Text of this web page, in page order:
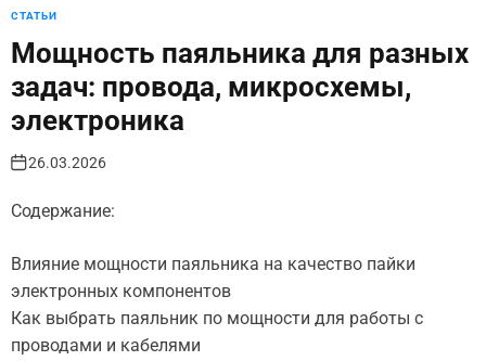
СТАТЬИ
Мощность паяльника для разных
задач: провода, микросхемы,
электроника
26.03.2026
Содержание:
Влияние мощности паяльника на качество пайки
электронных компонентов
Как выбрать паяльник по мощности для работы с
проводами и кабелями